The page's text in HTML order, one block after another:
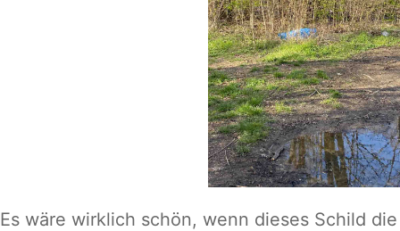
Es wäre wirklich schön, wenn dieses Schild die